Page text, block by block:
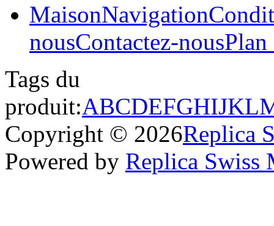
MaisonNavigation
nousContactez-nousPlan
Tags du
produit:ABCDEFGHIJKL
Copyright © 2026Replica
Powered by Replica Swiss